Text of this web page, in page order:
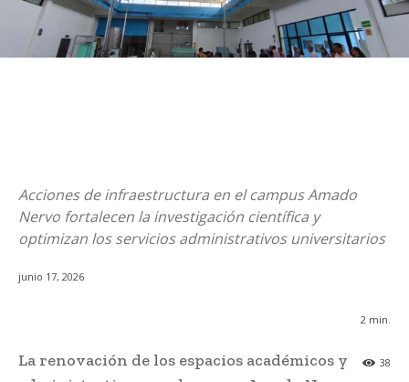
Acciones de infraestructura en el campus Amado
Nervo fortalecen la investigación científica y
optimizan los servicios administrativos universitarios
junio 17, 2026
2 min.
38
La renovación de los espacios académicos y